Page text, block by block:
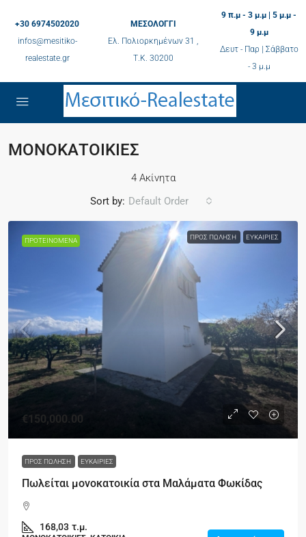
+30 6974502020
infos@mesitiko-
realestate.gr
ΜΕΣΟΛΟΓΓΙ
Ελ. Πολιορκημένων 31 ,
Τ.K. 30200
9 π.μ - 3 μ.μ | 5 μ.μ -
9 μ.μ
Δευτ - Παρ | Σάββατο
- 3 μ.μ
ΜΟΝΟΚΑΤΟΙΚΙΕΣ
4 Ακίνητα
Sort by: Default Order
ΠΡΟΤΕΙΝΌΜΕΝΑ ΠΡΟΣ ΠΏΛΗΣΗ ΕΥΚΑΙΡΊΕΣ
€150,000.00
ΠΡΟΣ ΠΏΛΗΣΗ ΕΥΚΑΙΡΊΕΣ
Πωλείται μονοκατοικία στα Μαλάματα Φωκίδας
168,03 τ.μ.